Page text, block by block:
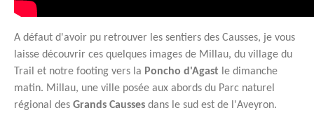
A défaut d'avoir pu retrouver les sentiers des Causses, je vous
laisse découvrir ces quelques images de Millau, du village du
Trail et notre footing vers la Poncho d'Agast le dimanche
matin. Millau, une ville posée aux abords du Parc naturel
régional des Grands Causses dans le sud est de l'Aveyron.